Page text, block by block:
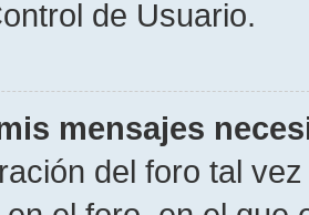
de Usuario.
mensajes
del foro tal